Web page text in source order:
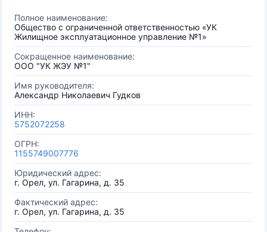
Полное наименование:
Общество с ограниченной ответственностью «УК
Жилищное эксплуатационное управление №1»
Сокращенное наименование:
ООО "УК ЖЭУ №1"
Имя руководителя:
Александр Николаевич Гудков
ИНН:
5752072258
ОГРН:
1155749007776
Юридический адрес:
г. Орел, ул. Гагарина, д. 35
Фактический адрес:
г. Орел, ул. Гагарина, д. 35